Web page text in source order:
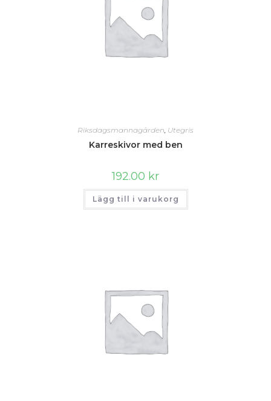
Riksdagsmannagården, Utegris
Karreskivor med ben
192.00 kr
Lägg till i varukorg